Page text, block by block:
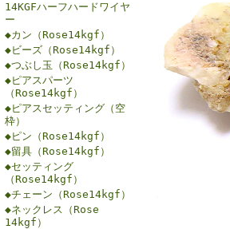
14KGFハーフハードワイヤ
ー
◆カン（Rose14kgf）
◆ビーズ（Rose14kgf）
◆つぶし玉（Rose14kgf）
◆ピアスパーツ
（Rose14kgf）
◆ピアスセッティング（空
枠）
◆ピン（Rose14kgf）
◆留具（Rose14kgf）
◆セッティング
（Rose14kgf）
◆チェーン（Rose14kgf）
◆ネックレス（Rose
14kgf）